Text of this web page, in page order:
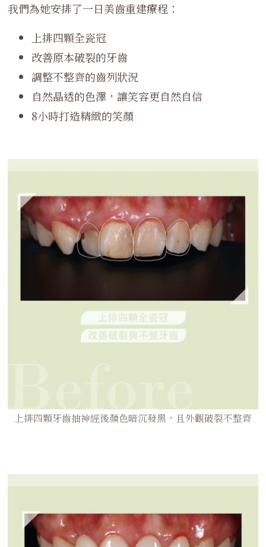
我們為她安排了一日美齒重建療程：
上排四顆全瓷冠
改善原本破裂的牙齒
調整不整齊的齒列狀況
自然晶透的色澤，讓笑容更自然自信
8小時打造精緻的笑顏
上排四顆牙齒抽神經後顏色暗沉發黑，且外觀破裂不整齊